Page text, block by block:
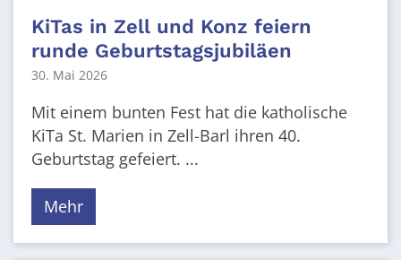
KiTas in Zell und Konz feiern
runde Geburtstagsjubiläen
30. Mai 2026
Mit einem bunten Fest hat die katholische
KiTa St. Marien in Zell-Barl ihren 40.
Geburtstag gefeiert. ...
Mehr